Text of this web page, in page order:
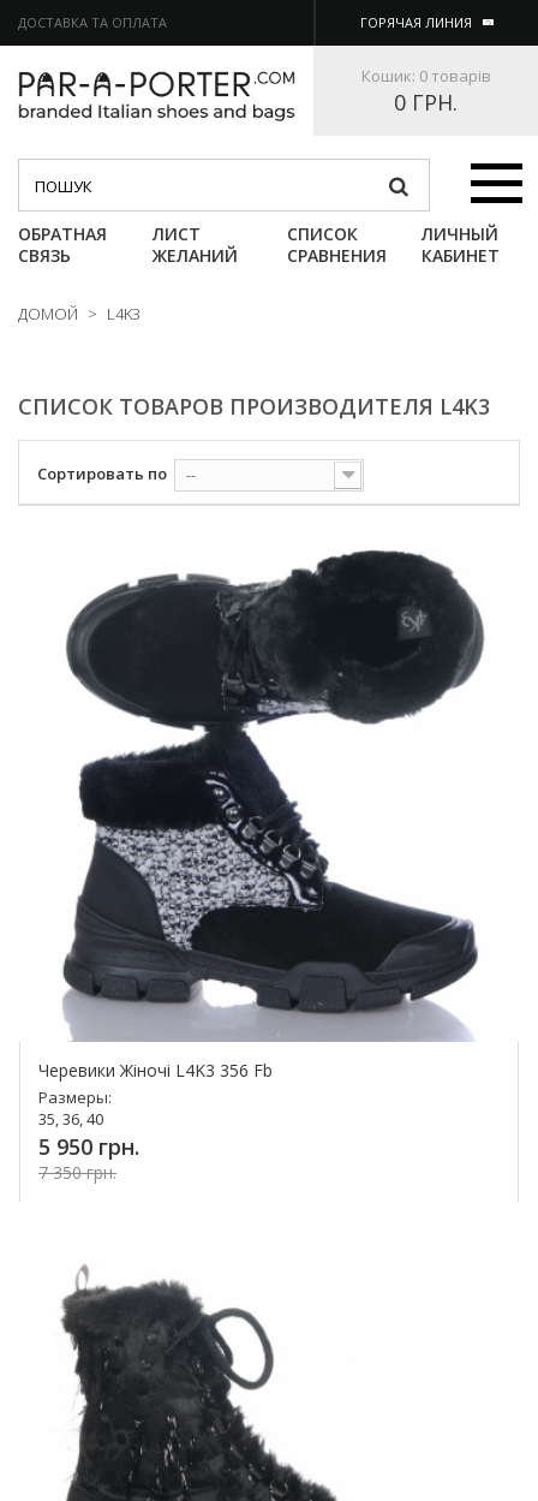
ДОСТАВКА ТА ОПЛАТА ГОРЯЧАЯ ЛИНИЯ
Кошик: 0 товарів
0 ГРН.
Категории
ОБРАТНАЯ
СВЯЗЬ
ЛИСТ
ЖЕЛАНИЙ
СПИСОК
СРАВНЕНИЯ
ЛИЧНЫЙ
КАБИНЕТ
ДОМОЙ > L4K3
СПИСОК ТОВАРОВ ПРОИЗВОДИТЕЛЯ L4K3
Сортировать по --
Черевики Жіночі L4K3 356 Fb
Размеры:
35, 36, 40
5 950 грн.
7 350 грн.